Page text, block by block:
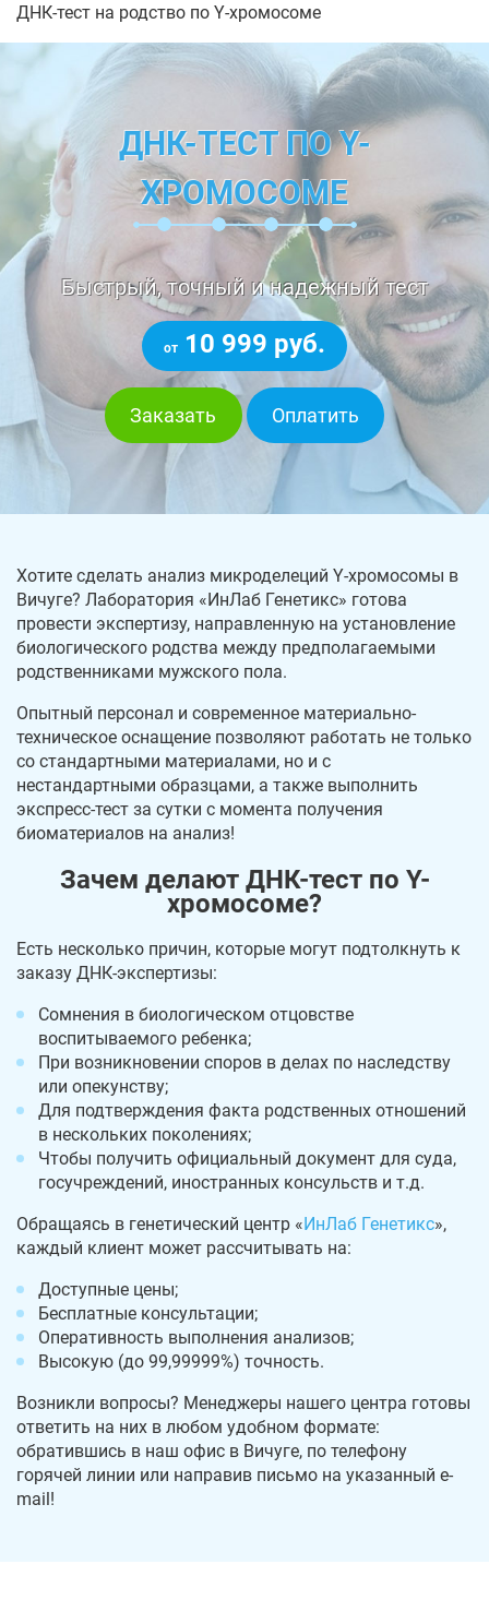
ДНК-тест на родство по Y-хромосоме
ДНК-ТЕСТ ПО Y-
ХРОМОСОМЕ
Быстрый, точный и надежный тест
от 10 999 руб.
Заказать Оплатить
Хотите сделать анализ микроделеций Y-хромосомы в
Вичуге? Лаборатория «ИнЛаб Генетикс» готова
провести экспертизу, направленную на установление
биологического родства между предполагаемыми
родственниками мужского пола.
Опытный персонал и современное материально-
техническое оснащение позволяют работать не только
со стандартными материалами, но и с
нестандартными образцами, а также выполнить
экспресс-тест за сутки с момента получения
биоматериалов на анализ!
Зачем делают ДНК-тест по Y-
хромосоме?
Есть несколько причин, которые могут подтолкнуть к
заказу ДНК-экспертизы:
Сомнения в биологическом отцовстве
воспитываемого ребенка;
При возникновении споров в делах по наследству
или опекунству;
Для подтверждения факта родственных отношений
в нескольких поколениях;
Чтобы получить официальный документ для суда,
госучреждений, иностранных консульств и т.д.
Обращаясь в генетический центр «ИнЛаб Генетикс»,
каждый клиент может рассчитывать на:
Доступные цены;
Бесплатные консультации;
Оперативность выполнения анализов;
Высокую (до 99,99999%) точность.
Возникли вопросы? Менеджеры нашего центра готовы
ответить на них в любом удобном формате:
обратившись в наш офис в Вичуге, по телефону
горячей линии или направив письмо на указанный e-
mail!